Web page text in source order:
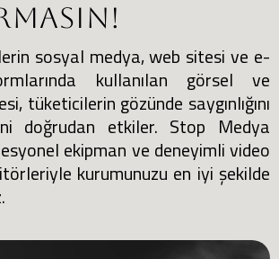
sosyal medya, web sitesi ve e-
kullanılan görsel ve
tüketicilerin gözünde saygınlığını
doğrudan etkiler. Stop Medya
ekipman ve deneyimli video
kurumunuzu en iyi şekilde